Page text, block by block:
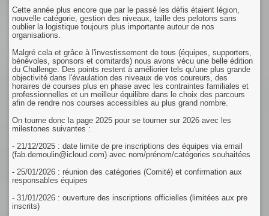
Cette année plus encore que par le passé les défis étaient légion,
nouvelle catégorie, gestion des niveaux, taille des pelotons sans
oublier la logistique toujours plus importante autour de nos
organisations.
Malgré cela et grâce à l'investissement de tous (équipes, supporters,
bénévoles, sponsors et comitards) nous avons vécu une belle édition
du Challenge. Des points restent à améliorier tels qu'une plus grande
objectivité dans l'évaulation des niveaux de vos coureurs, des
horaires de courses plus en phase avec les contraintes familiales et
professionnelles et un meilleur équilibre dans le choix des parcours
afin de rendre nos courses accessibles au plus grand nombre.
On tourne donc la page 2025 pour se tourner sur 2026 avec les
milestones suivantes :
- 21/12/2025 : date limite de pre inscriptions des équipes via email
(fab.demoulin@icloud.com) avec nom/prénom/catégories souhaitées
- 25/01/2026 : réunion des catégories (Comité) et confirmation aux
responsables équipes
- 31/01/2026 : ouverture des inscriptions officielles (limitées aux pre
inscrits)